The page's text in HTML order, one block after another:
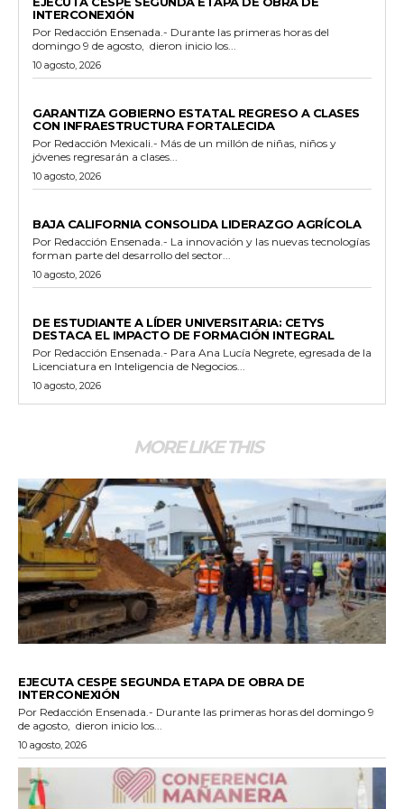
INTERCONEXIÓN
Por Redacción Ensenada.- Durante las primeras horas del
domingo 9 de agosto, dieron inicio los...
10 agosto, 2026
GARANTIZA GOBIERNO ESTATAL REGRESO A CLASES
CON INFRAESTRUCTURA FORTALECIDA
Por Redacción Mexicali.- Más de un millón de niñas, niños y
jóvenes regresarán a clases...
10 agosto, 2026
BAJA CALIFORNIA CONSOLIDA LIDERAZGO AGRÍCOLA
Por Redacción Ensenada.- La innovación y las nuevas tecnologías
forman parte del desarrollo del sector...
10 agosto, 2026
DE ESTUDIANTE A LÍDER UNIVERSITARIA: CETYS
DESTACA EL IMPACTO DE FORMACIÓN INTEGRAL
Por Redacción Ensenada.- Para Ana Lucía Negrete, egresada de la
Licenciatura en Inteligencia de Negocios...
10 agosto, 2026
MORE LIKE THIS
EJECUTA CESPE SEGUNDA ETAPA DE OBRA DE
INTERCONEXIÓN
Por Redacción Ensenada.- Durante las primeras horas del domingo 9
de agosto, dieron inicio los...
10 agosto, 2026